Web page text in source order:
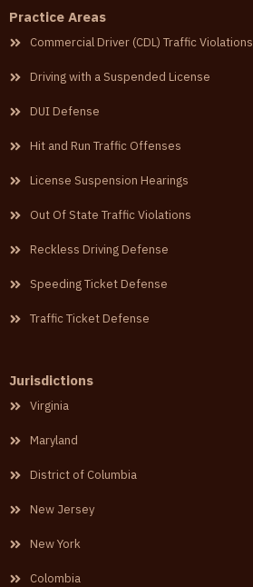
Practice Areas
Commercial Driver (CDL) Traffic Violations
Driving with a Suspended License
DUI Defense
Hit and Run Traffic Offenses
License Suspension Hearings
Out Of State Traffic Violations
Reckless Driving Defense
Speeding Ticket Defense
Traffic Ticket Defense
Jurisdictions
Virginia
Maryland
District of Columbia
New Jersey
New York
Colombia